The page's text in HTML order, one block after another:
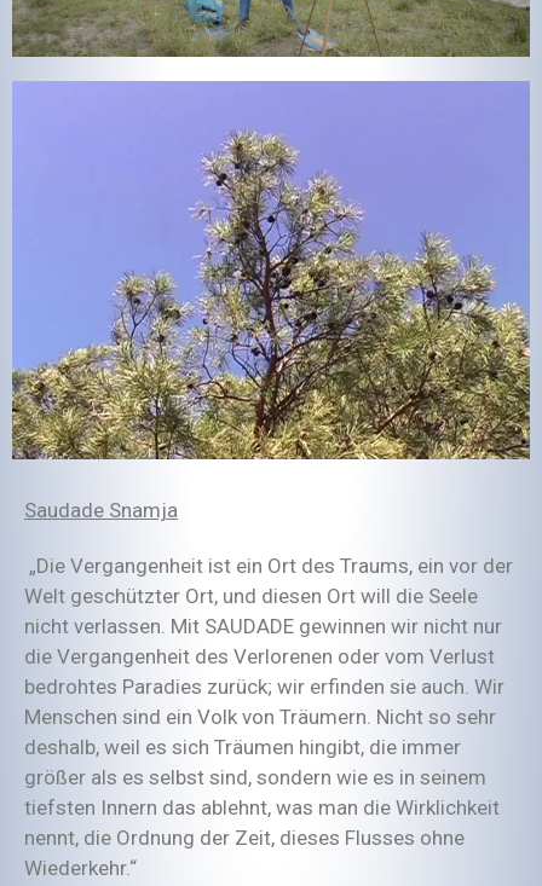
Saudade Snamja
„Die Vergangenheit ist ein Ort des Traums, ein vor der
Welt geschützter Ort, und diesen Ort will die Seele
nicht verlassen. Mit SAUDADE gewinnen wir nicht nur
die Vergangenheit des Verlorenen oder vom Verlust
bedrohtes Paradies zurück; wir erfinden sie auch. Wir
Menschen sind ein Volk von Träumern. Nicht so sehr
deshalb, weil es sich Träumen hingibt, die immer
größer als es selbst sind, sondern wie es in seinem
tiefsten Innern das ablehnt, was man die Wirklichkeit
nennt, die Ordnung der Zeit, dieses Flusses ohne
Wiederkehr.“